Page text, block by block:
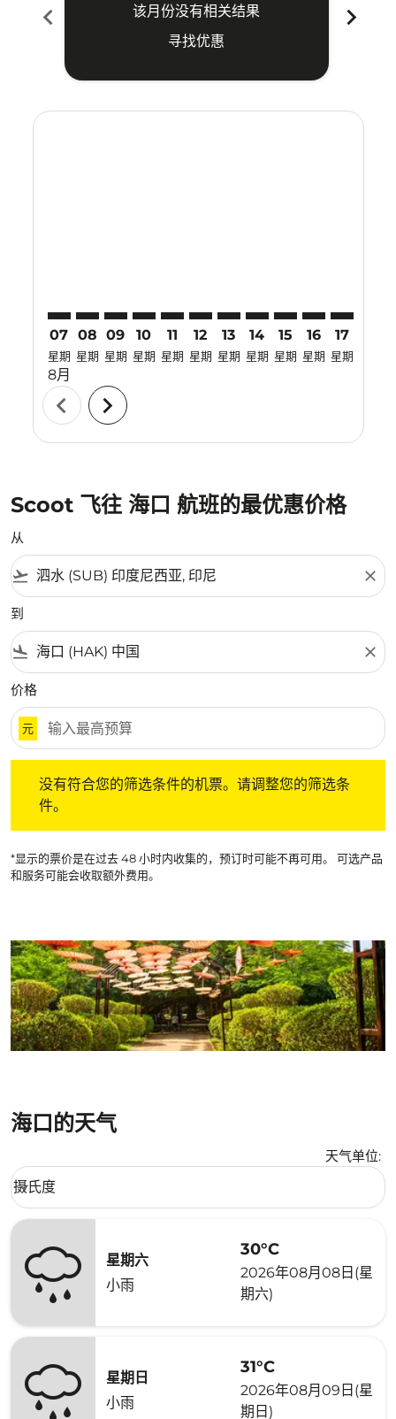
chevron_left
该月份没有相关结果
寻找优惠
chevron_right
07
星期
8月
08
星期
09
星期
10
星期
11
星期
12
星期
13
星期
14
星期
15
星期
16
星期
17
星期
chevron_left chevron_right
Scoot 飞往 海口 航班的最优惠价格
从
flight_takeoff close
到
flight_land close
价格
元
没有符合您的筛选条件的机票。请调整您的筛选条
件。
*显示的票价是在过去 48 小时内收集的，预订时可能不再可用。 可选产品
和服务可能会收取额外费用。
海口的天气
天气单位:
Weather unit option 摄氏度 Selected
摄氏度
keyboard_arrow_down
星期六
小雨
30°C
2026年08月08日(星
期六)
星期日
小雨
31°C
2026年08月09日(星
期日)